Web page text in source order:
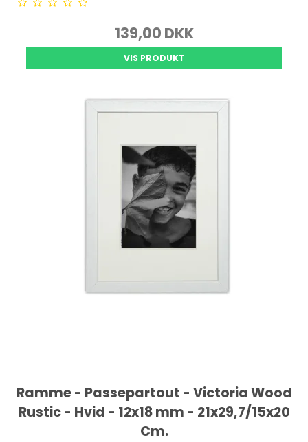
139,00 DKK
VIS PRODUKT
Ramme - Passepartout - Victoria Wood
Rustic - Hvid - 12x18 mm - 21x29,7/15x20
Cm.